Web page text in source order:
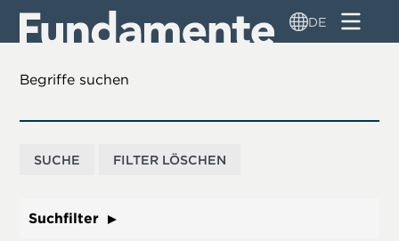
Direkt
zum
DE
Begriffe suchen
Suchfilter